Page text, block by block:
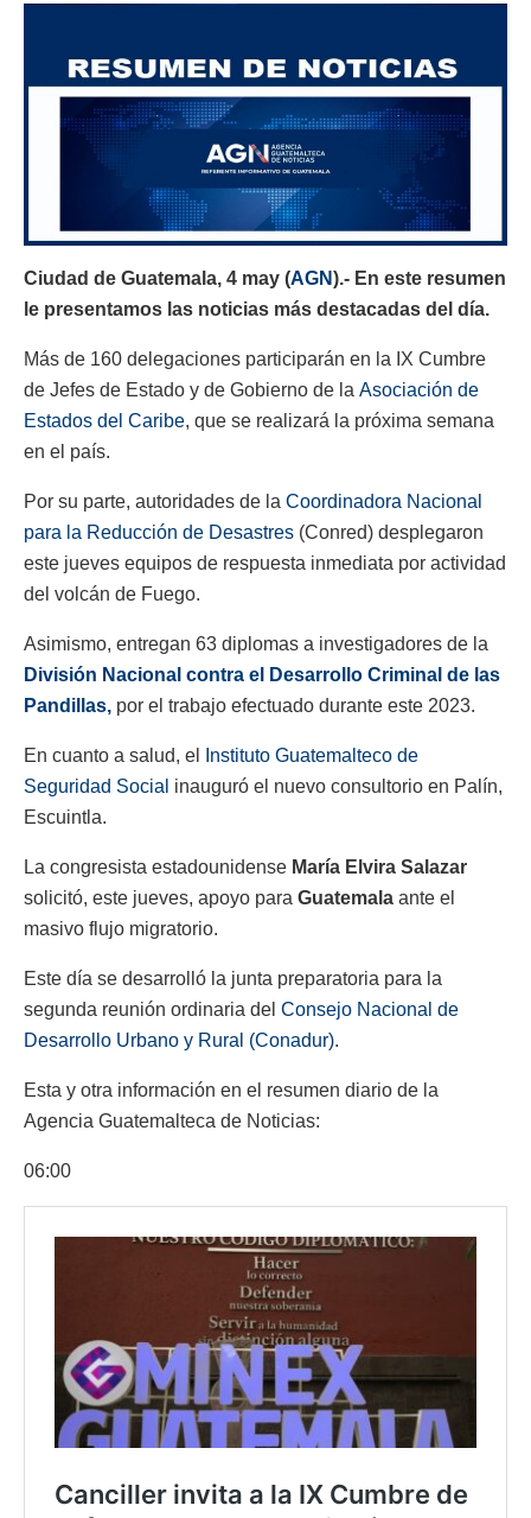
Ciudad de Guatemala, 4 may (AGN).- En este resumen
le presentamos las noticias más destacadas del día.
Más de 160 delegaciones participarán en la IX Cumbre
de Jefes de Estado y de Gobierno de la Asociación de
Estados del Caribe, que se realizará la próxima semana
en el país.
Por su parte, autoridades de la Coordinadora Nacional
para la Reducción de Desastres (Conred) desplegaron
este jueves equipos de respuesta inmediata por actividad
del volcán de Fuego.
Asimismo, entregan 63 diplomas a investigadores de la
División Nacional contra el Desarrollo Criminal de las
Pandillas, por el trabajo efectuado durante este 2023.
En cuanto a salud, el
Instituto Guatemalteco de
Seguridad Social inauguró el nuevo consultorio en Palín,
Escuintla.
La congresista estadounidense María Elvira Salazar
solicitó, este jueves, apoyo para Guatemala ante el
masivo flujo migratorio.
Este día se desarrolló la junta preparatoria para la
segunda reunión ordinaria del Consejo Nacional de
Desarrollo Urbano y Rural (Conadur).
Esta y otra información en el resumen diario de la
Agencia Guatemalteca de Noticias:
06:00